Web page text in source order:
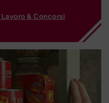
& Concorsi